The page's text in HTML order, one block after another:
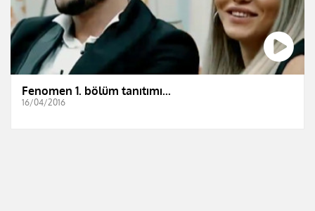
Fenomen 1. bölüm tanıtımı...
16/04/2016